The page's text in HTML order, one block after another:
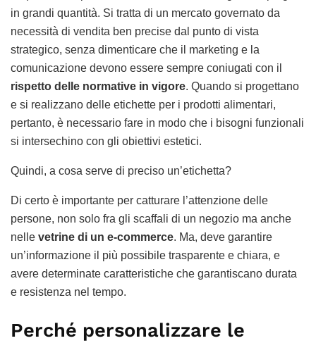
in grandi quantità. Si tratta di un mercato governato da
necessità di vendita ben precise dal punto di vista
strategico, senza dimenticare che il marketing e la
comunicazione devono essere sempre coniugati con il
rispetto delle normative in vigore. Quando si progettano
e si realizzano delle etichette per i prodotti alimentari,
pertanto, è necessario fare in modo che i bisogni funzionali
si intersechino con gli obiettivi estetici.
Quindi, a cosa serve di preciso un’etichetta?
Di certo è importante per catturare l’attenzione delle
persone, non solo fra gli scaffali di un negozio ma anche
nelle vetrine di un e-commerce. Ma, deve garantire
un’informazione il più possibile trasparente e chiara, e
avere determinate caratteristiche che garantiscano durata
e resistenza nel tempo.
Perché personalizzare le